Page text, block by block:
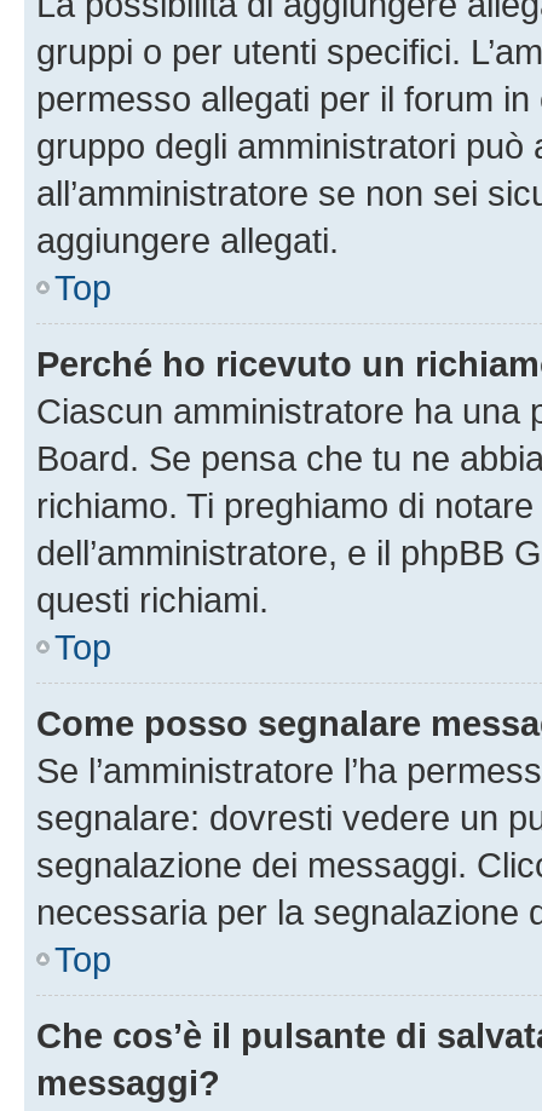
gruppi o per utenti specifici.
permesso allegati per il forum
gruppo degli amministratori può
all’amministratore se non sei
aggiungere allegati.
Top
Perché ho ricevuto un
Ciascun amministratore ha una
Board. Se pensa che tu ne
richiamo. Ti preghiamo di
dell’amministratore, e il phpBB
questi richiami.
Top
Come posso segnalare
Se l’amministratore l’ha
segnalare: dovresti vedere un
segnalazione dei messaggi.
necessaria per la segnalazione
Top
Che cos’è il pulsante di
messaggi?